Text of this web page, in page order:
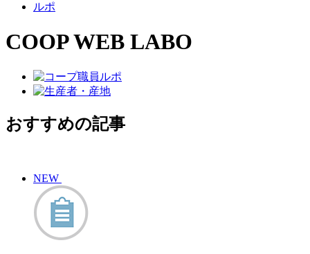
ルポ
COOP WEB LABO
おすすめの記事
NEW